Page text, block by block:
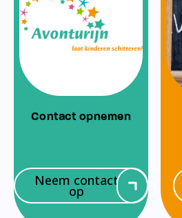
Contact opnemen
Neem contact
op